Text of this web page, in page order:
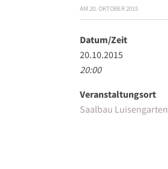
AM 20. OKTOBER 2015
Datum/Zeit
20.10.2015
20:00
Veranstaltungsort
Saalbau Luisengarten